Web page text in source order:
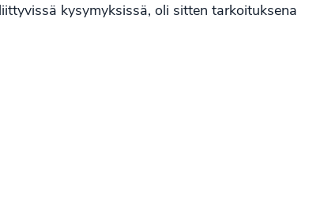
kysymyksissä, oli sitten tarkoituksena